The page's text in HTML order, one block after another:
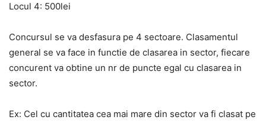
Locul 4: 500lei
Concursul se va desfasura pe 4 sectoare. Clasamentul
general se va face in functie de clasarea in sector, fiecare
concurent va obtine un nr de puncte egal cu clasarea in
sector.
Ex: Cel cu cantitatea cea mai mare din sector va fi clasat pe